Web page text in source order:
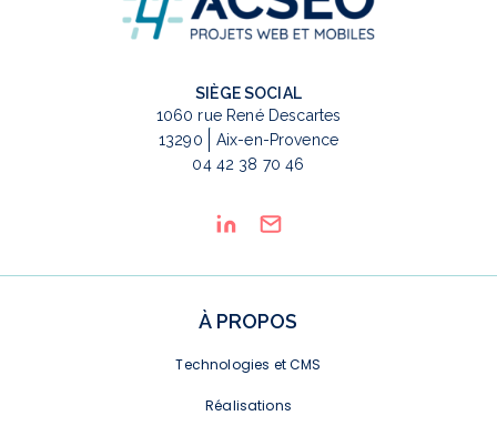
SIÈGE SOCIAL
1060 rue René Descartes
13290
Aix-en-Provence
04 42 38 70 46
À PROPOS
Technologies et CMS
Réalisations